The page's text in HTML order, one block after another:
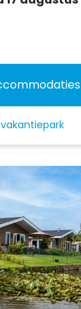
vakantiepark